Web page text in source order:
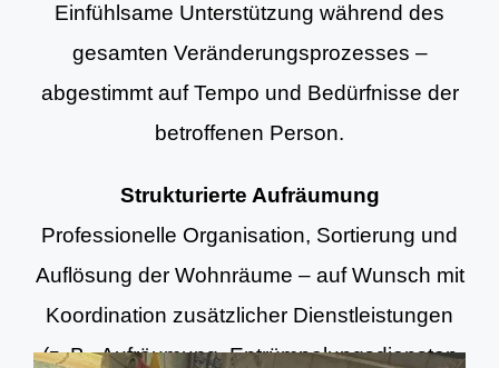
Einfühlsame Unterstützung während des
gesamten Veränderungsprozesses –
abgestimmt auf Tempo und Bedürfnisse der
betroffenen Person.
Strukturierte Aufräumung
Professionelle Organisation, Sortierung und
Auflösung der Wohnräume – auf Wunsch mit
Koordination zusätzlicher Dienstleistungen
(z. B. Aufräumung, Entrümpelungsdiensten